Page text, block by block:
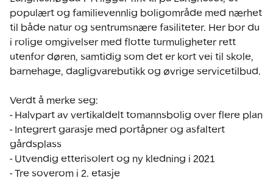
populært og familievennlig boligområde med nærhet
til både natur og sentrumsnære fasiliteter. Her bor du
i rolige omgivelser med flotte turmuligheter rett
utenfor døren, samtidig som det er kort vei til skole,
barnehage, dagligvarebutikk og øvrige servicetilbud.
Verdt å merke seg:
- Halvpart av vertikaldelt tomannsbolig over flere plan
- Integrert garasje med portåpner og asfaltert
gårdsplass
- Utvendig etterisolert og ny kledning i 2021
- Tre soverom i 2. etasje